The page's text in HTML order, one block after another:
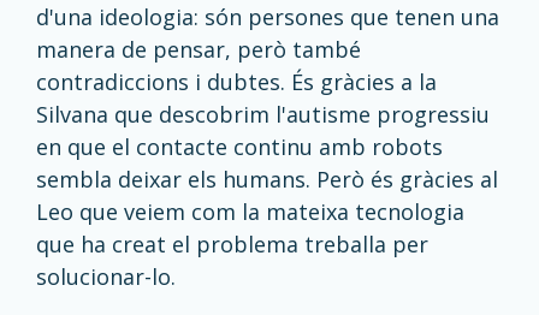
d'una ideologia: són persones que tenen una
manera de pensar, però també
contradiccions i dubtes. És gràcies a la
Silvana que descobrim l'autisme progressiu
en que el contacte continu amb robots
sembla deixar els humans. Però és gràcies al
Leo que veiem com la mateixa tecnologia
que ha creat el problema treballa per
solucionar-lo.